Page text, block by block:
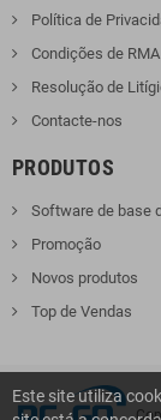
Política de
Condições de
Resolução de
Contacte-nos
PRODUTOS
Software de base
Promoção
Novos produtos
Top de Vendas
Este site utiliza